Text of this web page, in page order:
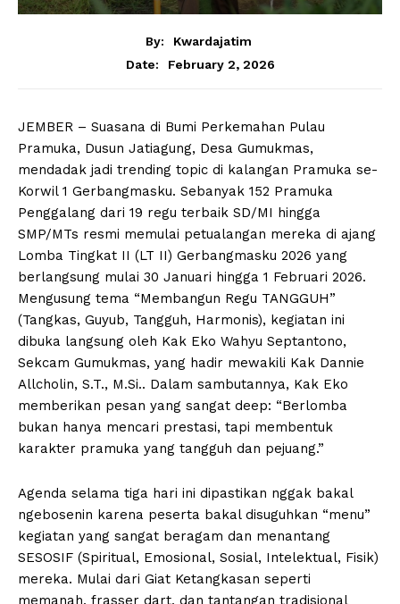
By:
Kwardajatim
Date:
February 2, 2026
JEMBER – Suasana di Bumi Perkemahan Pulau
Pramuka, Dusun Jatiagung, Desa Gumukmas,
mendadak jadi trending topic di kalangan Pramuka se-
Korwil 1 Gerbangmasku. Sebanyak 152 Pramuka
Penggalang dari 19 regu terbaik SD/MI hingga
SMP/MTs resmi memulai petualangan mereka di ajang
Lomba Tingkat II (LT II) Gerbangmasku 2026 yang
berlangsung mulai 30 Januari hingga 1 Februari 2026.
Mengusung tema “Membangun Regu TANGGUH”
(Tangkas, Guyub, Tangguh, Harmonis), kegiatan ini
dibuka langsung oleh Kak Eko Wahyu Septantono,
Sekcam Gumukmas, yang hadir mewakili Kak Dannie
Allcholin, S.T., M.Si.. Dalam sambutannya, Kak Eko
memberikan pesan yang sangat deep: “Berlomba
bukan hanya mencari prestasi, tapi membentuk
karakter pramuka yang tangguh dan pejuang.”
Agenda selama tiga hari ini dipastikan nggak bakal
ngebosenin karena peserta bakal disuguhkan “menu”
kegiatan yang sangat beragam dan menantang
SESOSIF (Spiritual, Emosional, Sosial, Intelektual, Fisik)
mereka. Mulai dari Giat Ketangkasan seperti
memanah, frasser dart, dan tantangan tradisional